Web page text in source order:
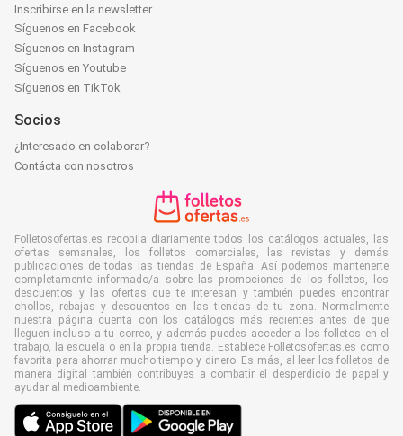
Inscribirse en la newsletter
Síguenos en Facebook
Síguenos en Instagram
Síguenos en Youtube
Síguenos en TikTok
Socios
¿Interesado en colaborar?
Contácta con nosotros
Folletosofertas.es recopila diariamente todos los catálogos actuales, las
ofertas semanales, los folletos comerciales, las revistas y demás
publicaciones de todas las tiendas de España. Así podemos mantenerte
completamente informado/a sobre las promociones de los folletos, los
descuentos y las ofertas que te interesan y también puedes encontrar
chollos, rebajas y descuentos en las tiendas de tu zona. Normalmente
nuestra página cuenta con los catálogos más recientes antes de que
lleguen incluso a tu correo, y además puedes acceder a los folletos en el
trabajo, la escuela o en la propia tienda. Establece Folletosofertas.es como
favorita para ahorrar mucho tiempo y dinero. Es más, al leer los folletos de
manera digital también contribuyes a combatir el desperdicio de papel y
ayudar al medioambiente.